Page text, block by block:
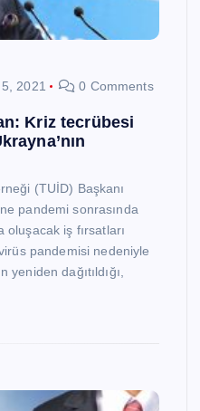
5, 2021 0 Comments
Kriz tecrübesi
(TUİD) Başkanı
pandemi sonrasında
iş fırsatları
pandemisi nedeniyle
dağıtıldığı,